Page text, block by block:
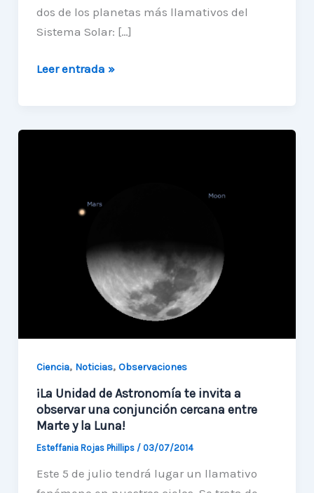
dos de los planetas más llamativos del
Sistema Solar: […]
La
invita
conjunción
Leer entrada »
Ciencia, Noticias, Observaciones
¡La Unidad de Astronomía te invita a
observar una conjunción cercana entre
Marte y la Luna!
Esteffania Rojas Phillips / 03/07/2014
Este 5 de julio tendrá lugar un llamativo